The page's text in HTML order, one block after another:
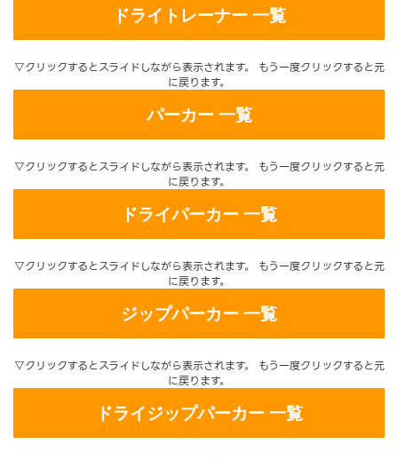
ドライトレーナー 一覧
▽クリックするとスライドしながら表示されます。 もう一度クリックすると元
に戻ります。
パーカー 一覧
▽クリックするとスライドしながら表示されます。 もう一度クリックすると元
に戻ります。
ドライパーカー 一覧
▽クリックするとスライドしながら表示されます。 もう一度クリックすると元
に戻ります。
ジップパーカー 一覧
▽クリックするとスライドしながら表示されます。 もう一度クリックすると元
に戻ります。
ドライジップパーカー 一覧